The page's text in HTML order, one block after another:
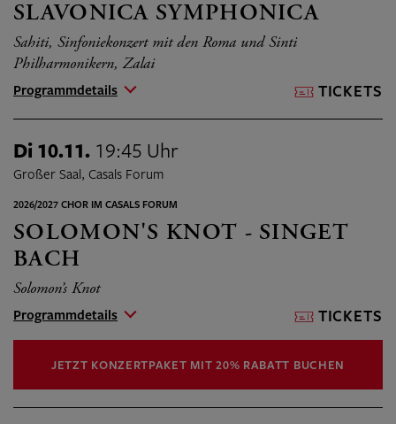
SLAVONICA SYMPHONICA
Sahiti, Sinfoniekonzert mit den Roma und Sinti
Philharmonikern, Zalai
Programmdetails TICKETS
Di 10.11. 19:45 Uhr
Großer Saal, Casals Forum
2026/2027 CHOR IM CASALS FORUM
SOLOMON'S KNOT - SINGET
BACH
Solomon’s Knot
Programmdetails TICKETS
JETZT KONZERTPAKET MIT 20% RABATT BUCHEN